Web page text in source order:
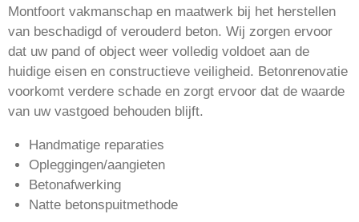
Montfoort vakmanschap en maatwerk bij het herstellen
van beschadigd of verouderd beton. Wij zorgen ervoor
dat uw pand of object weer volledig voldoet aan de
huidige eisen en constructieve veiligheid. Betonrenovatie
voorkomt verdere schade en zorgt ervoor dat de waarde
van uw vastgoed behouden blijft.
Handmatige reparaties
Opleggingen/aangieten
Betonafwerking
Natte betonspuitmethode